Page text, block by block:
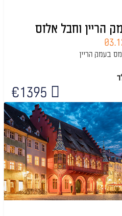
הריין וחבל אלזס
בעמק הריין
€1395